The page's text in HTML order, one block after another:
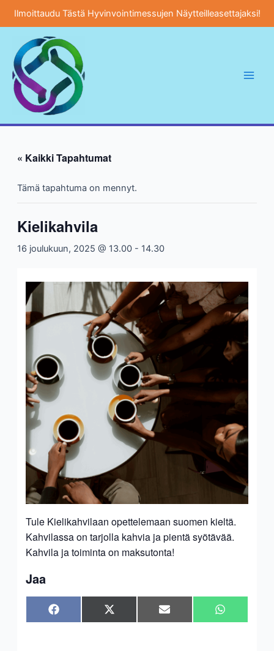
Ilmoittaudu Tästä Hyvinvointimessujen Näytteilleasettajaksi!
sisältöön
« Kaikki Tapahtumat
Tämä tapahtuma on mennyt.
Kielikahvila
16 joulukuun, 2025 @ 13.00- 14.30
Tule Kielikahvilaan opettelemaan suomen kieltä.
Kahvilassa on tarjolla kahvia ja pientä syötävää.
Kahvila ja toiminta on maksutonta!
Jaa
Share
on
Facebook Share
on
X
(Twitter)
Share
on
Sähköposti Share
on
WhatsApp